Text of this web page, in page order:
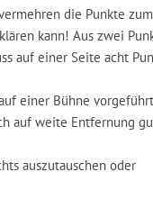
die Punkte zum
kann! Aus zwei
auf einer Seite acht
einer Bühne vorgeführt
auf weite Entfernung
auszutauschen oder